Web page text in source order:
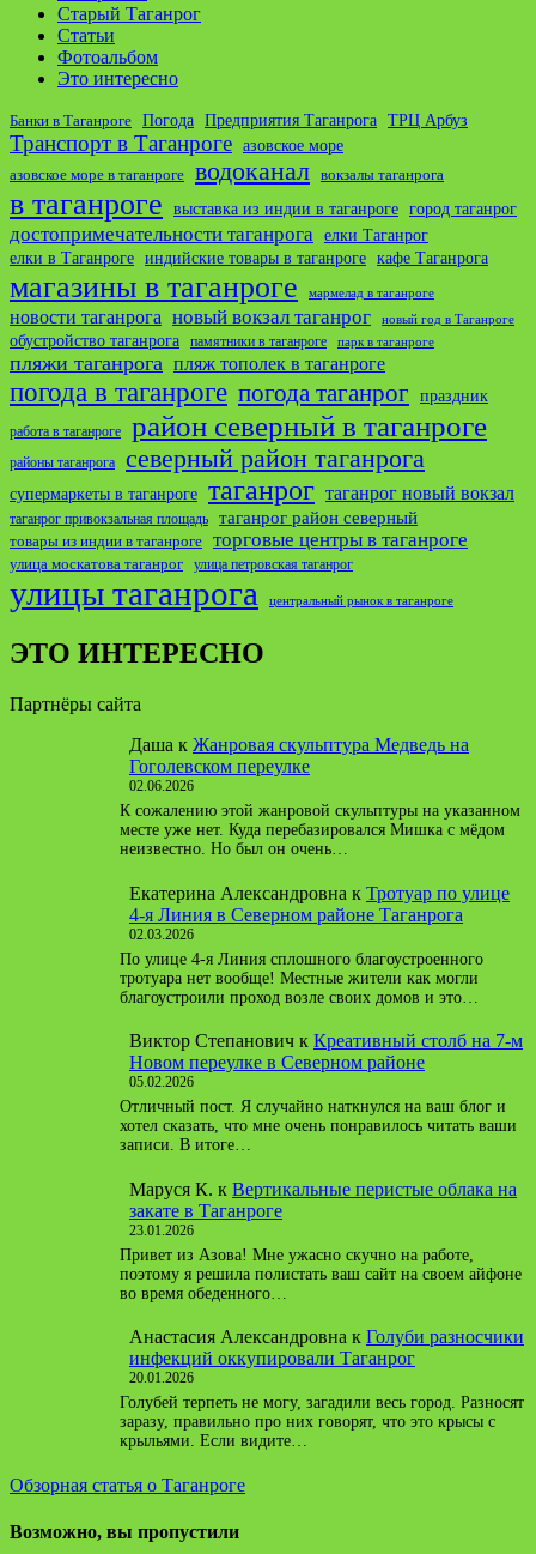
Старый Таганрог
Статьи
Фотоальбом
Это интересно
Банки в Таганроге Погода Предприятия Таганрога ТРЦ Арбуз
Транспорт в Таганроге азовское море
азовское море в таганроге водоканал вокзалы таганрога
в таганроге выставка из индии в таганроге город таганрог
достопримечательности таганрога елки Таганрог
елки в Таганроге индийские товары в таганроге кафе Таганрога
магазины в таганроге мармелад в таганроге
новости таганрога новый вокзал таганрог новый год в Таганроге
обустройство таганрога памятники в таганроге парк в таганроге
пляжи таганрога пляж тополек в таганроге
погода в таганроге погода таганрог праздник
работа в таганроге район северный в таганроге
районы таганрога северный район таганрога
супермаркеты в таганроге таганрог таганрог новый вокзал
таганрог привокзальная площадь таганрог район северный
товары из индии в таганроге торговые центры в таганроге
улица москатова таганрог улица петровская таганрог
улицы таганрога центральный рынок в таганроге
ЭТО ИНТЕРЕСНО
Партнёры сайта
Даша к Жанровая скульптура Медведь на
Гоголевском переулке
02.06.2026
К сожалению этой жанровой скульптуры на указанном
месте уже нет. Куда перебазировался Мишка с мёдом
неизвестно. Но был он очень…
Екатерина Александровна к Тротуар по улице
4-я Линия в Северном районе Таганрога
02.03.2026
По улице 4-я Линия сплошного благоустроенного
тротуара нет вообще! Местные жители как могли
благоустроили проход возле своих домов и это…
Виктор Степанович к Креативный столб на 7-м
Новом переулке в Северном районе
05.02.2026
Отличный пост. Я случайно наткнулся на ваш блог и
хотел сказать, что мне очень понравилось читать ваши
записи. В итоге…
Маруся К. к Вертикальные перистые облака на
закате в Таганроге
23.01.2026
Привет из Азова! Мне ужасно скучно на работе,
поэтому я решила полистать ваш сайт на своем айфоне
во время обеденного…
Анастасия Александровна к Голуби разносчики
инфекций оккупировали Таганрог
20.01.2026
Голубей терпеть не могу, загадили весь город. Разносят
заразу, правильно про них говорят, что это крысы с
крыльями. Если видите…
Обзорная статья о Таганроге
Возможно, вы пропустили